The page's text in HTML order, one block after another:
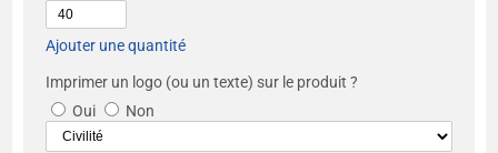
Ajouter une quantité
Imprimer un logo (ou un texte) sur le produit ?
Oui
Non